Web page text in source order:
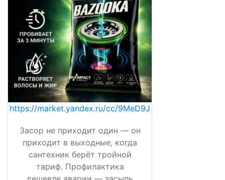
https://market.yandex.ru/cc/9MeD9J
Засор не приходит один — он
приходит в выходные, когда
сантехник берёт тройной
тариф. Профилактика